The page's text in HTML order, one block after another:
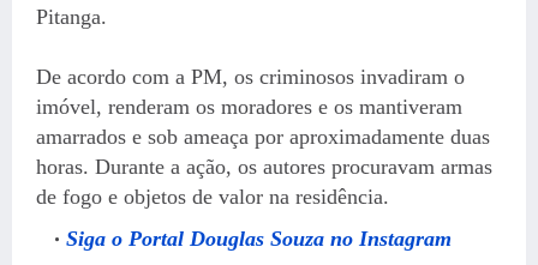
Pitanga.
De acordo com a PM, os criminosos invadiram o
imóvel, renderam os moradores e os mantiveram
amarrados e sob ameaça por aproximadamente duas
horas. Durante a ação, os autores procuravam armas
de fogo e objetos de valor na residência.
Siga o Portal Douglas Souza no Instagram